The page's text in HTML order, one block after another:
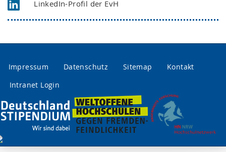
LinkedIn-Profil der EvH
Impressum Datenschutz Sitemap
Kontakt
Intranet Login